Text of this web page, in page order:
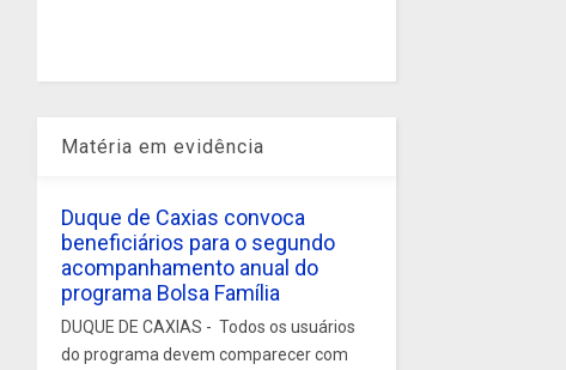
Matéria em evidência
Duque de Caxias convoca
beneficiários para o segundo
acompanhamento anual do
programa Bolsa Família
DUQUE DE CAXIAS - Todos os usuários
do programa devem comparecer com